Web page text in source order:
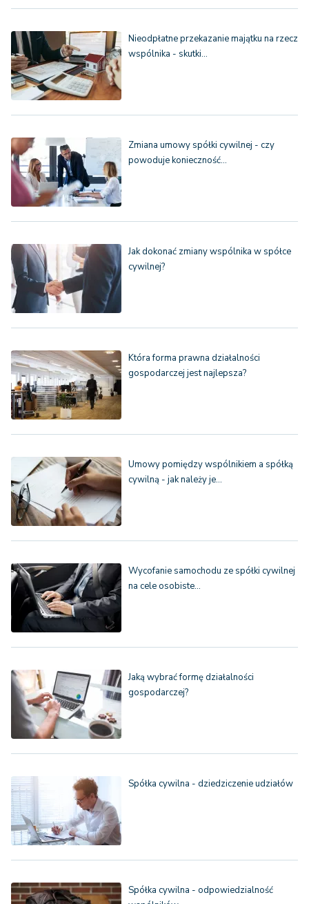
Nieodpłatne przekazanie majątku na rzecz
wspólnika - skutki…
Zmiana umowy spółki cywilnej - czy
powoduje konieczność…
Jak dokonać zmiany wspólnika w spółce
cywilnej?
Która forma prawna działalności
gospodarczej jest najlepsza?
Umowy pomiędzy wspólnikiem a spółką
cywilną - jak należy je…
Wycofanie samochodu ze spółki cywilnej
na cele osobiste…
Jaką wybrać formę działalności
gospodarczej?
Spółka cywilna - dziedziczenie udziałów
Spółka cywilna - odpowiedzialność